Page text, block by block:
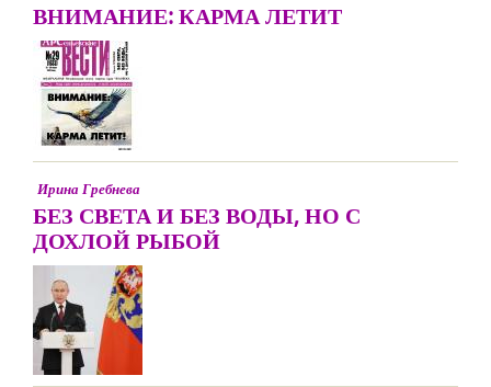
ВНИМАНИЕ: КАРМА ЛЕТИТ
Ирина Гребнева
БЕЗ СВЕТА И БЕЗ ВОДЫ, НО С
ДОХЛОЙ РЫБОЙ